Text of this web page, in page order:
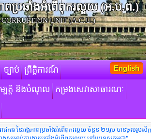
ាពប្រឆាំងអំពើពុករលួយ​ (អ.ប.ព.)
UNIT (A.C.U.)
ច្បាប់ ព្រឹត្តិការណ៍
ម្បត្តិ និងបំណុល កម្រងសេវាសាធារណៈ
English
ជការ នៃអង្គភាពប្រឆាំងអំពើពុករលួយ ចំនួន ២១រូប បានចូលរួមសិក្